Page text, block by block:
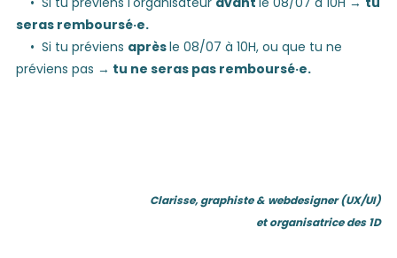
seras remboursé·e.
• Si tu préviens aprèsle 08/07 à 10H, ou que tu ne
préviens pas → tu ne seras pas remboursé·e.
Clarisse,graphiste & webdesigner (UX/UI)
et organisatrice des 1D